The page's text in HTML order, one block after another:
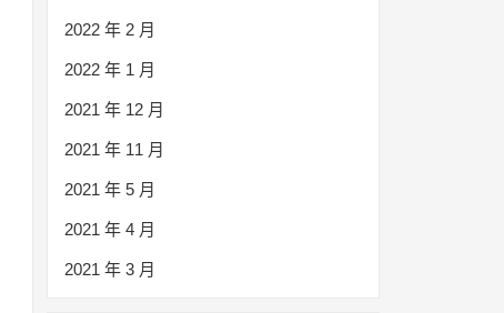
2022 年 2 月
2022 年 1 月
2021 年 12 月
2021 年 11 月
2021 年 5 月
2021 年 4 月
2021 年 3 月